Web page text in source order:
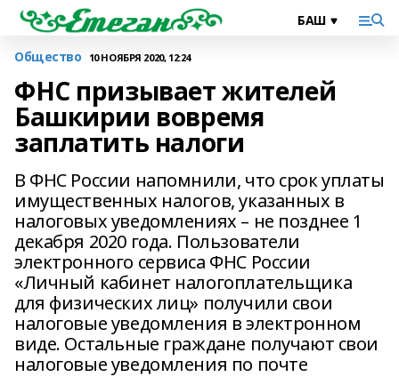
Общество 10 НОЯБРЯ 2020, 12:24
ФНС призывает жителей
Башкирии вовремя
заплатить налоги
В ФНС России напомнили, что срок уплаты
имущественных налогов, указанных в
налоговых уведомлениях – не позднее 1
декабря 2020 года. Пользователи
электронного сервиса ФНС России
«Личный кабинет налогоплательщика
для физических лиц» получили свои
налоговые уведомления в электронном
виде. Остальные граждане получают свои
налоговые уведомления по почте